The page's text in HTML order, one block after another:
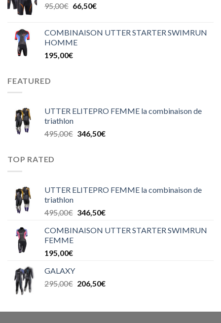
95,00€ 66,50€
COMBINAISON UTTER STARTER SWIMRUN
HOMME
195,00€
FEATURED
UTTER ELITEPRO FEMME la combinaison de
triathlon
495,00€ 346,50€
TOP RATED
UTTER ELITEPRO FEMME la combinaison de
triathlon
495,00€ 346,50€
COMBINAISON UTTER STARTER SWIMRUN
FEMME
195,00€
GALAXY
295,00€ 206,50€